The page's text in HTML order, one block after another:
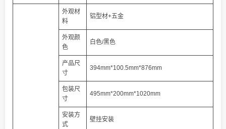
外观材
料
铝型材+五金
外观颜
色
白色/黑色
产品尺
寸
394mm*100.5mm*876mm
包装尺
寸
495mm*200mm*1020mm
安装方
式
壁挂安装